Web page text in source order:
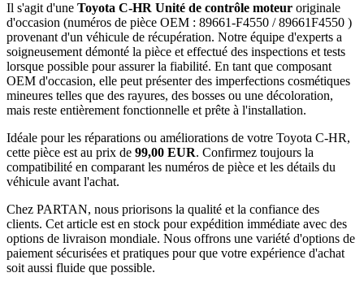
Il s'agit d'une Toyota C-HR Unité de contrôle moteur originale
d'occasion (numéros de pièce OEM : 89661-F4550 / 89661F4550 )
provenant d'un véhicule de récupération. Notre équipe d'experts a
soigneusement démonté la pièce et effectué des inspections et tests
lorsque possible pour assurer la fiabilité. En tant que composant
OEM d'occasion, elle peut présenter des imperfections cosmétiques
mineures telles que des rayures, des bosses ou une décoloration,
mais reste entièrement fonctionnelle et prête à l'installation.
Idéale pour les réparations ou améliorations de votre Toyota C-HR,
cette pièce est au prix de 99,00 EUR. Confirmez toujours la
compatibilité en comparant les numéros de pièce et les détails du
véhicule avant l'achat.
Chez PARTAN, nous priorisons la qualité et la confiance des
clients. Cet article est en stock pour expédition immédiate avec des
options de livraison mondiale. Nous offrons une variété d'options de
paiement sécurisées et pratiques pour que votre expérience d'achat
soit aussi fluide que possible.